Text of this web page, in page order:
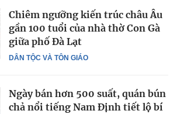
DÂN TỘC VÀ TÔN GIÁO
Chiêm ngưỡng kiến trúc châu Âu
gần 100 tuổi của nhà thờ Con Gà
giữa phố Đà Lạt
Ngày bán hơn 500 suất, quán bún
chả nổi tiếng Nam Định tiết lộ bí